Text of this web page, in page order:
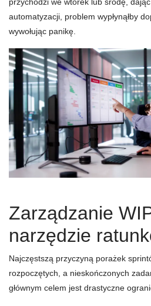
automatyzacji, problem wypłynąłby
wywołując panikę.
Zarządzanie
narzędzie
Najczęstszą przyczyną porażek
rozpoczętych, a nieskończonych
głównym celem jest drastyczne